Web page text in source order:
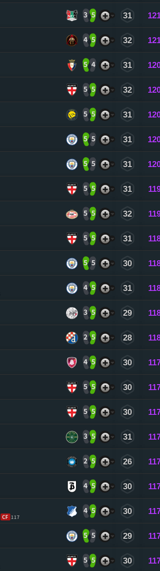
3 5 31
4 5 32
5 4 31
5 5 32
5 5 31
5 5 31
5 5 31
5 5 31
5 5 32
5 5 31
5 5 30
4 5 31
3 5 29
2 5 28
4 5 30
5 5 30
5 5 30
3 5 31
2 5 26
4 5 30
CF 117
4 5 30
5 5 29
5 5 30